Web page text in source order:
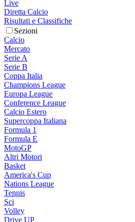
Live
Diretta Calcio
Risultati e Classifiche
Sezioni
Calcio
Mercato
Serie A
Serie B
Coppa Italia
Champions League
Europa League
Conference League
Calcio Estero
Supercoppa Italiana
Formula 1
Formula E
MotoGP
Altri Motori
Basket
America's Cup
Nations League
Tennis
Sci
Volley
Drive UP